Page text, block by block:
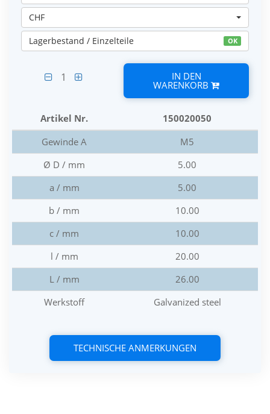
CHF
Lagerbestand / Einzelteile OK
1 IN DEN
WARENKORB
Artikel Nr.
150020050
Gewinde A
M5
Ø D / mm
5.00
a / mm
5.00
b / mm
10.00
c / mm
10.00
l / mm
20.00
L / mm
26.00
Werkstoff
Galvanized steel
TECHNISCHE ANMERKUNGEN